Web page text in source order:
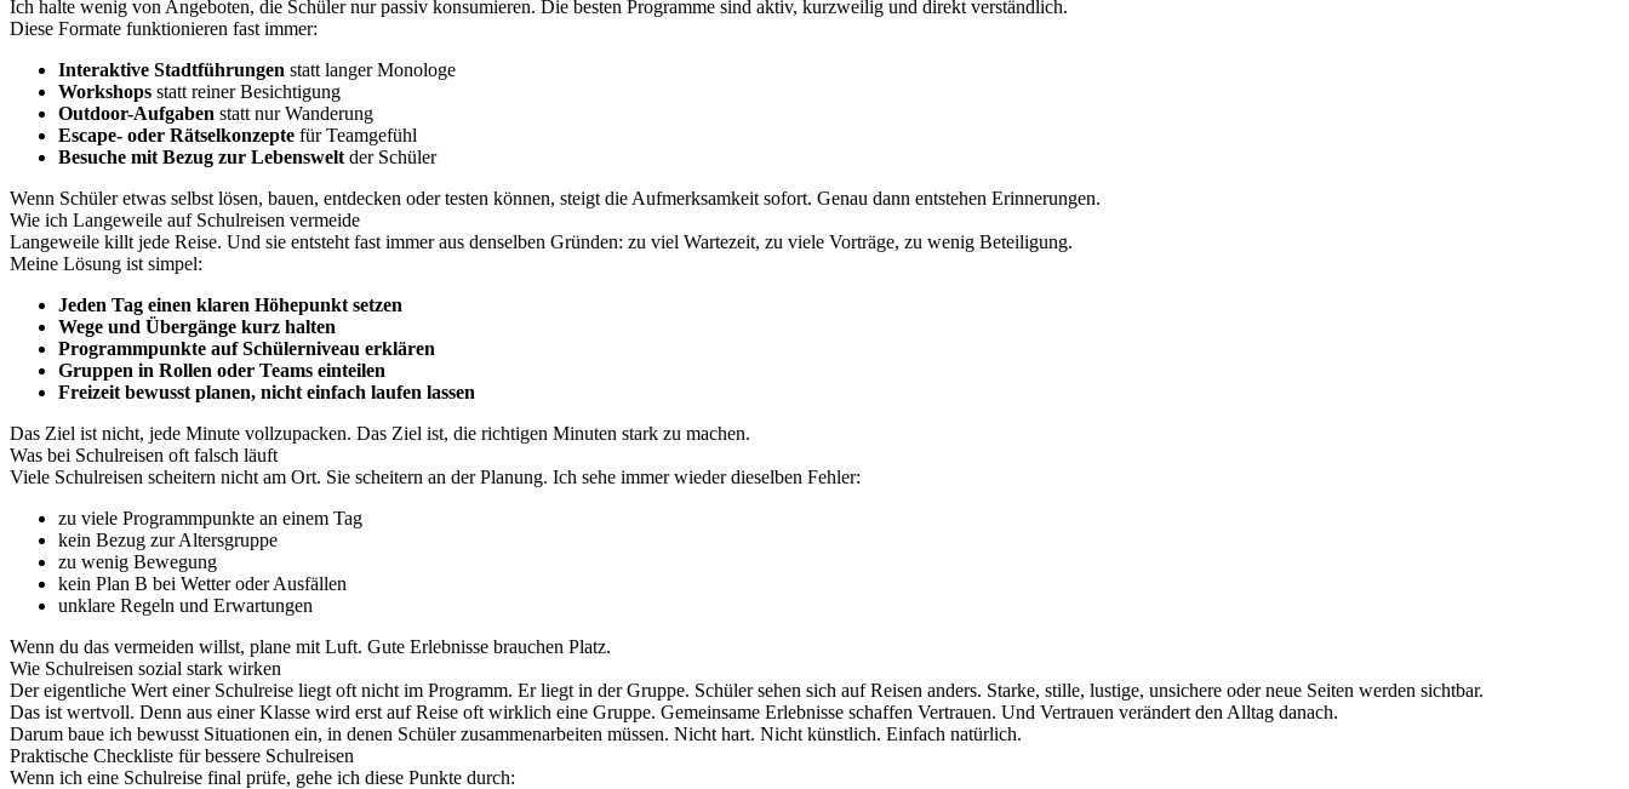
Ich halte wenig von Angeboten, die Schüler nur passiv konsumieren. Die besten Programme sind aktiv, kurzweilig und direkt verständlich.
Diese Formate funktionieren fast immer:
Interaktive Stadtführungen statt langer Monologe
Workshops statt reiner Besichtigung
Outdoor-Aufgaben statt nur Wanderung
Escape- oder Rätselkonzepte für Teamgefühl
Besuche mit Bezug zur Lebenswelt der Schüler
Wenn Schüler etwas selbst lösen, bauen, entdecken oder testen können, steigt die Aufmerksamkeit sofort. Genau dann entstehen Erinnerungen.
Wie ich Langeweile auf Schulreisen vermeide
Langeweile killt jede Reise. Und sie entsteht fast immer aus denselben Gründen: zu viel Wartezeit, zu viele Vorträge, zu wenig Beteiligung.
Meine Lösung ist simpel:
Jeden Tag einen klaren Höhepunkt setzen
Wege und Übergänge kurz halten
Programmpunkte auf Schülerniveau erklären
Gruppen in Rollen oder Teams einteilen
Freizeit bewusst planen, nicht einfach laufen lassen
Das Ziel ist nicht, jede Minute vollzupacken. Das Ziel ist, die richtigen Minuten stark zu machen.
Was bei Schulreisen oft falsch läuft
Viele Schulreisen scheitern nicht am Ort. Sie scheitern an der Planung. Ich sehe immer wieder dieselben Fehler:
zu viele Programmpunkte an einem Tag
kein Bezug zur Altersgruppe
zu wenig Bewegung
kein Plan B bei Wetter oder Ausfällen
unklare Regeln und Erwartungen
Wenn du das vermeiden willst, plane mit Luft. Gute Erlebnisse brauchen Platz.
Wie Schulreisen sozial stark wirken
Der eigentliche Wert einer Schulreise liegt oft nicht im Programm. Er liegt in der Gruppe. Schüler sehen sich auf Reisen anders. Starke, stille, lustige, unsichere oder neue Seiten werden sichtbar.
Das ist wertvoll. Denn aus einer Klasse wird erst auf Reise oft wirklich eine Gruppe. Gemeinsame Erlebnisse schaffen Vertrauen. Und Vertrauen verändert den Alltag danach.
Darum baue ich bewusst Situationen ein, in denen Schüler zusammenarbeiten müssen. Nicht hart. Nicht künstlich. Einfach natürlich.
Praktische Checkliste für bessere Schulreisen
Wenn ich eine Schulreise final prüfe, gehe ich diese Punkte durch: